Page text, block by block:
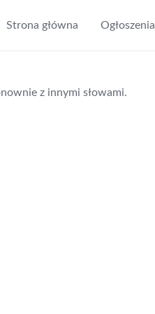
Strona główna Ogłoszenia
z innymi słowami.